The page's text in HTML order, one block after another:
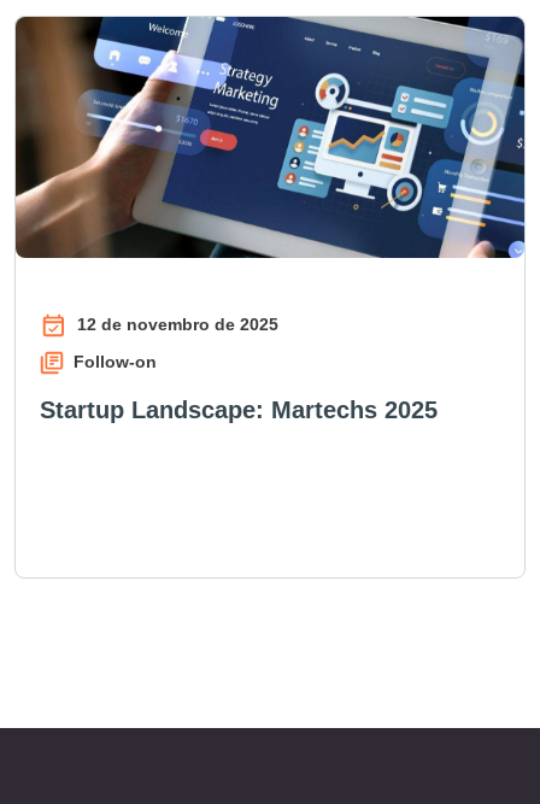
12 de novembro de 2025
Follow-on
Startup Landscape: Martechs 2025